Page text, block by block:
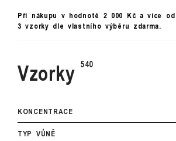
Při nákupu v hodnotě 2 000 Kč a více
3 vzorky dle vlastního výběru zdarma.
Vzorky
KONCENTRACE
TYP VŮNĚ